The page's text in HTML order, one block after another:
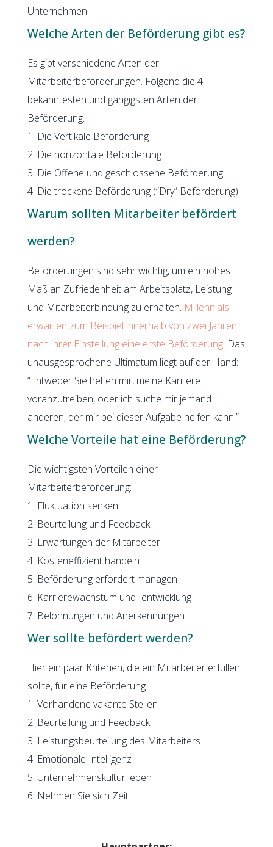
Unternehmen.
Welche Arten der Beförderung gibt es?
Es gibt verschiedene Arten der
Mitarbeiterbeförderungen. Folgend die 4
bekanntesten und gängigsten Arten der
Beförderung.
1. Die Vertikale Beförderung
2. Die horizontale Beförderung
3. Die Offene und geschlossene Beförderung
4. Die trockene Beförderung (“Dry” Beförderung)
Warum sollten Mitarbeiter befördert
werden?
Beförderungen sind sehr wichtig, um ein hohes
Maß an Zufriedenheit am Arbeitsplatz, Leistung
und Mitarbeiterbindung zu erhalten. Millennials
erwarten zum Beispiel innerhalb von zwei Jahren
nach ihrer Einstellung eine erste Beförderung. Das
unausgesprochene Ultimatum liegt auf der Hand:
“Entweder Sie helfen mir, meine Karriere
voranzutreiben, oder ich suche mir jemand
anderen, der mir bei dieser Aufgabe helfen kann.”
Welche Vorteile hat eine Beförderung?
Die wichtigsten Vorteilen einer
Mitarbeiterbeförderung:
1. Fluktuation senken
2. Beurteilung und Feedback
3. Erwartungen der Mitarbeiter
4. Kosteneffizient handeln
5. Beförderung erfordert managen
6. Karrierewachstum und -entwicklung
7. Belohnungen und Anerkennungen
Wer sollte befördert werden?
Hier ein paar Kriterien, die ein Mitarbeiter erfüllen
sollte, für eine Beförderung.
1. Vorhandene vakante Stellen
2. Beurteilung und Feedback
3. Leistungsbeurteilung des Mitarbeiters
4. Emotionale Intelligenz
5. Unternehmenskultur leben
6. Nehmen Sie sich Zeit